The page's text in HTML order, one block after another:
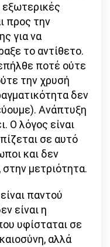
εξωτερικές
προς την
για να
το αντίθετο.
ποτέ ούτε
την χρυσή
δεν
Ανάπτυξη
Ο λόγος είναι
σε αυτό
και δεν
μετριότητα.
παντού
είναι η
υφίσταται σε
αλλά